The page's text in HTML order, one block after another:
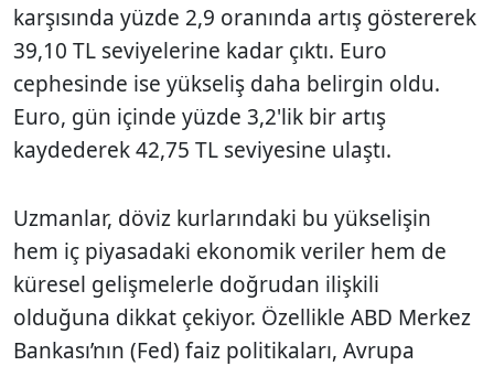
karşısında yüzde 2,9 oranında artış göstererek
39,10 TL seviyelerine kadar çıktı. Euro
cephesinde ise yükseliş daha belirgin oldu.
Euro, gün içinde yüzde 3,2'lik bir artış
kaydederek 42,75 TL seviyesine ulaştı.
Uzmanlar, döviz kurlarındaki bu yükselişin
hem iç piyasadaki ekonomik veriler hem de
küresel gelişmelerle doğrudan ilişkili
olduğuna dikkat çekiyor. Özellikle ABD Merkez
Bankası’nın (Fed) faiz politikaları, Avrupa